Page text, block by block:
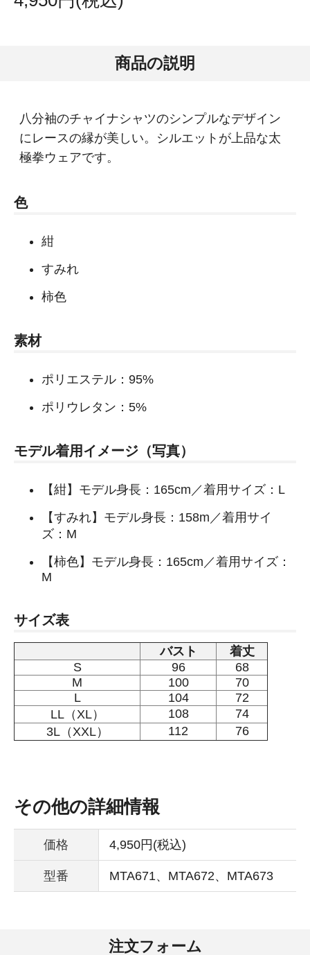
商品の説明
八分袖のチャイナシャツのシンプルなデザイン
にレースの縁が美しい。シルエットが上品な太
極拳ウェアです。
色
紺
すみれ
柿色
素材
ポリエステル：95%
ポリウレタン：5%
モデル着用イメージ（写真）
【紺】モデル身長：165cm／着用サイズ：L
【すみれ】モデル身長：158m／着用サイ
ズ：M
【柿色】モデル身長：165cm／着用サイズ：
M
サイズ表
バスト
着丈
S
96
68
M
100
70
L
104
72
LL（XL）
108
74
3L（XXL）
112 76
その他の詳細情報
価格 4,950円(税込)
型番 MTA671、MTA672、MTA673
注文フォーム